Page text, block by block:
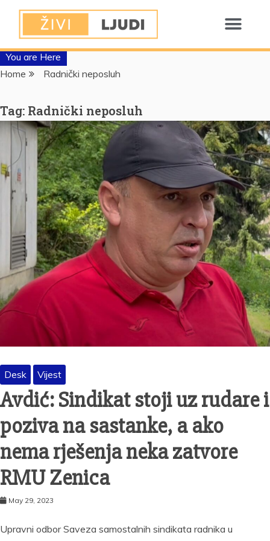
You are Here
Home
Radnički neposluh
Tag: Radnički neposluh
Desk Vijest
Avdić: Sindikat stoji uz rudare i
poziva na sastanke, a ako
nema rješenja neka zatvore
RMU Zenica
May 29, 2023
Upravni odbor Saveza samostalnih sindikata radnika u